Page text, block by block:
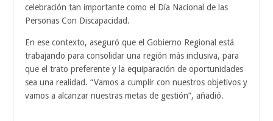
celebración tan importante como el Día Nacional de las
Personas Con Discapacidad.
En ese contexto, aseguró que el Gobierno Regional está
trabajando para consolidar una región más inclusiva, para
que el trato preferente y la equiparación de oportunidades
sea una realidad. “Vamos a cumplir con nuestros objetivos y
vamos a alcanzar nuestras metas de gestión”, añadió.